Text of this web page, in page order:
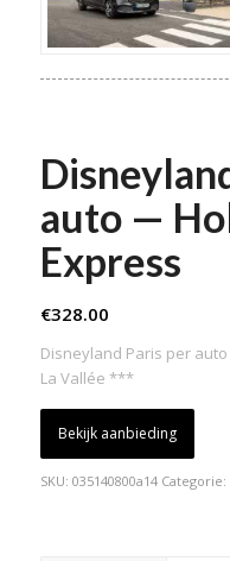
auto —
Express
€328.00
Disneyland Paris per
La Vallée ***
Bekijk aanbieding
SKU: 035140800a14 Categorie: